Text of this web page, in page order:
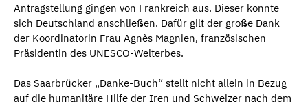
Antragstellung gingen von Frankreich aus. Dieser konnte
sich Deutschland anschließen. Dafür gilt der große Dank
der Koordinatorin Frau Agnès Magnien, französischen
Präsidentin des UNESCO-Welterbes.
Das Saarbrücker „Danke-Buch“ stellt nicht allein in Bezug
auf die humanitäre Hilfe der Iren und Schweizer nach dem